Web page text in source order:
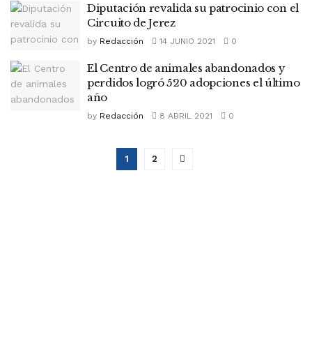
Diputación revalida su patrocinio con el
Circuito de Jerez
by Redacción 14 JUNIO 2021 0
El Centro de animales abandonados y
perdidos logró 520 adopciones el último
año
by Redacción 8 ABRIL 2021 0
1 2